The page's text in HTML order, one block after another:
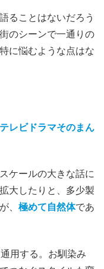
ることはないだろう
のシーンで一通りの
に悩むような点はな
レビドラマそのまん
ケールの大きな話に
大したりと、多少製
、 極めて自然体であ
用する。お馴染み